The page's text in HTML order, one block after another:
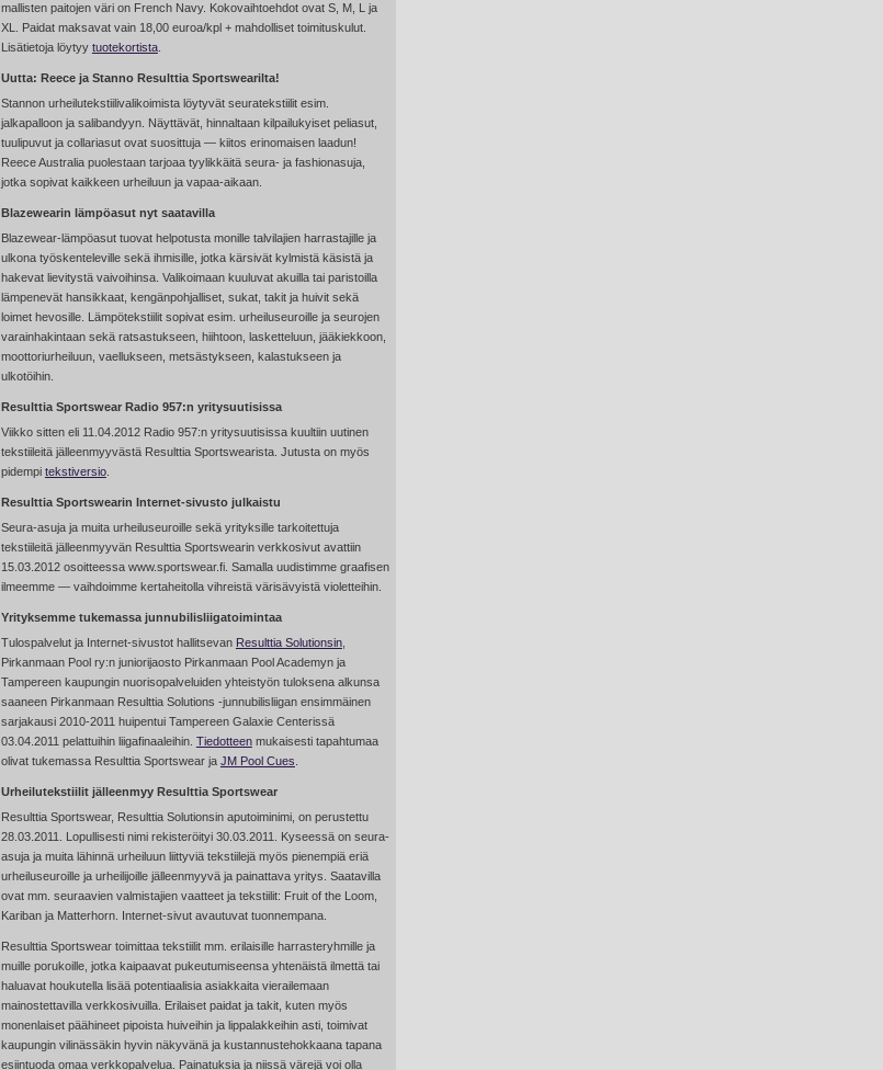
mallisten paitojen väri on French Navy. Kokovaihtoehdot ovat S, M, L ja
XL. Paidat maksavat vain 18,00 euroa/kpl + mahdolliset toimituskulut.
Lisätietoja löytyy tuotekortista.
Uutta: Reece ja Stanno Resulttia Sportswearilta!
Stannon urheilutekstiilivalikoimista löytyvät seuratekstiilit esim.
jalkapalloon ja salibandyyn. Näyttävät, hinnaltaan kilpailukyiset peliasut,
tuulipuvut ja collariasut ovat suosittuja — kiitos erinomaisen laadun!
Reece Australia puolestaan tarjoaa tyylikkäitä seura- ja fashionasuja,
jotka sopivat kaikkeen urheiluun ja vapaa-aikaan.
Blazewearin lämpöasut nyt saatavilla
Blazewear-lämpöasut tuovat helpotusta monille talvilajien harrastajille ja
ulkona työskenteleville sekä ihmisille, jotka kärsivät kylmistä käsistä ja
hakevat lievitystä vaivoihinsa. Valikoimaan kuuluvat akuilla tai paristoilla
lämpenevät hansikkaat, kengänpohjalliset, sukat, takit ja huivit sekä
loimet hevosille. Lämpötekstiilit sopivat esim. urheiluseuroille ja seurojen
varainhakintaan sekä ratsastukseen, hiihtoon, lasketteluun, jääkiekkoon,
moottoriurheiluun, vaellukseen, metsästykseen, kalastukseen ja
ulkotöihin.
Resulttia Sportswear Radio 957:n yritysuutisissa
Viikko sitten eli 11.04.2012 Radio 957:n yritysuutisissa kuultiin uutinen
tekstiileitä jälleenmyyvästä Resulttia Sportswearista. Jutusta on myös
pidempi tekstiversio.
Resulttia Sportswearin Internet-sivusto julkaistu
Seura-asuja ja muita urheiluseuroille sekä yrityksille tarkoitettuja
tekstiileitä jälleenmyyvän Resulttia Sportswearin verkkosivut avattiin
15.03.2012 osoitteessa www.sportswear.fi. Samalla uudistimme graafisen
ilmeemme — vaihdoimme kertaheitolla vihreistä värisävyistä violetteihin.
Yrityksemme tukemassa junnubilisliigatoimintaa
Tulospalvelut ja Internet-sivustot hallitsevan Resulttia Solutionsin,
Pirkanmaan Pool ry:n juniorijaosto Pirkanmaan Pool Academyn ja
Tampereen kaupungin nuorisopalveluiden yhteistyön tuloksena alkunsa
saaneen Pirkanmaan Resulttia Solutions -junnubilisliiganensimmäinen
sarjakausi 2010-2011 huipentui Tampereen Galaxie Centerissä
03.04.2011 pelattuihin liigafinaaleihin. Tiedotteenmukaisesti tapahtumaa
olivat tukemassa Resulttia Sportswear ja JM Pool Cues
Urheilutekstiilit jälleenmyy Resulttia Sportswear
Resulttia Sportswear, Resulttia Solutionsin aputoiminimi, on perustettu
28.03.2011. Lopullisesti nimi rekisteröityi 30.03.2011. Kyseessä on seura-
asuja ja muita lähinnä urheiluun liittyviä tekstiilejä myös pienempiä eriä
urheiluseuroille ja urheilijoille jälleenmyyvä ja painattava yritys. Saatavilla
ovat mm. seuraavien valmistajien vaatteet ja tekstiilit: Fruit of the Loom,
Kariban ja Matterhorn. Internet-sivut avautuvat tuonnempana.
Resulttia Sportswear toimittaa tekstiilit mm. erilaisille harrasteryhmille ja
muille porukoille, jotka kaipaavat pukeutumiseensa yhtenäistä ilmettä tai
haluavat houkutella lisää potentiaalisia asiakkaita vierailemaan
mainostettavilla verkkosivuilla. Erilaiset paidat ja takit, kuten myös
monenlaiset päähineet pipoista huiveihin ja lippalakkeihin asti, toimivat
kaupungin vilinässäkin hyvin näkyvänä ja kustannustehokkaana tapana
esiintuoda omaa verkkopalvelua. Painatuksia ja niissä värejä voi olla